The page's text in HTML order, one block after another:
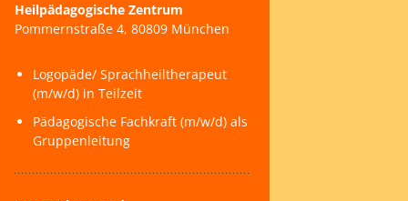
Heilpädagogische Zentrum
Pommernstraße 4, 80809 München
Logopäde/ Sprachheiltherapeut
(m/w/d) in Teilzeit
Pädagogische Fachkraft (m/w/d) als
Gruppenleitung